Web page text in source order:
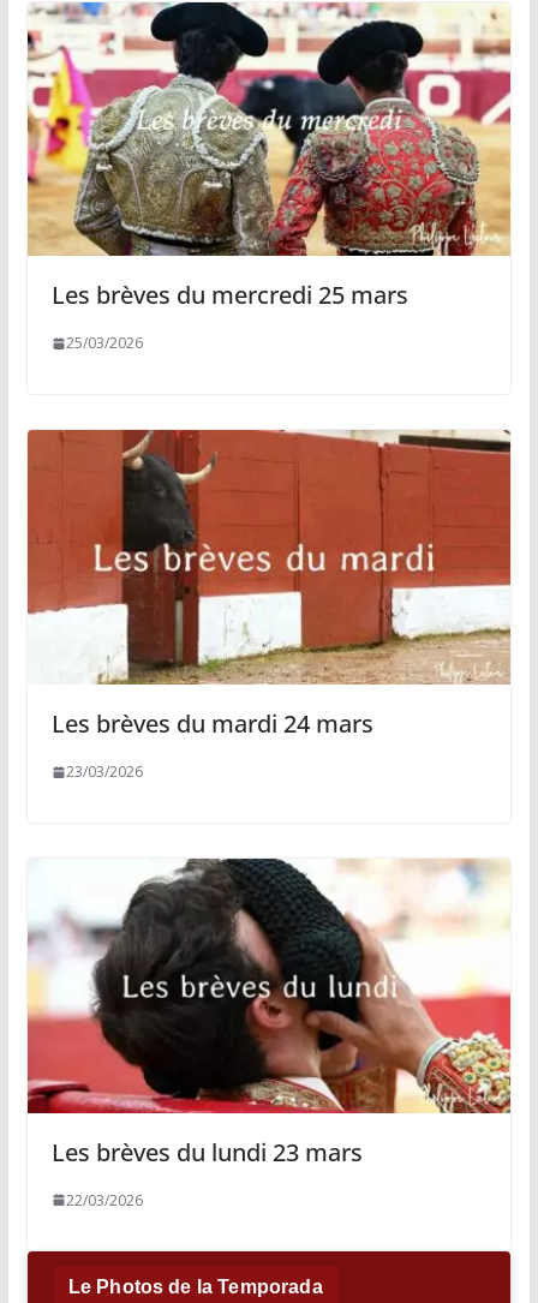
Les brèves du mercredi 25 mars
25/03/2026
Les brèves du mardi 24 mars
23/03/2026
Les brèves du lundi 23 mars
22/03/2026
Le Photos de la Temporada